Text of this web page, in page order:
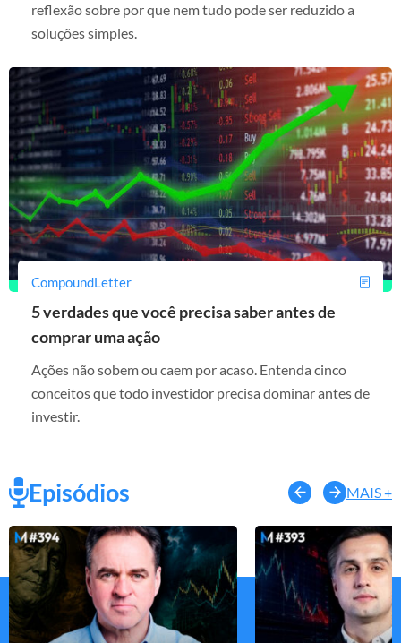
reflexão sobre por que nem tudo pode ser reduzido a
soluções simples.
CompoundLetter
5 verdades que você precisa saber antes de
comprar uma ação
Ações não sobem ou caem por acaso. Entenda cinco
conceitos que todo investidor precisa dominar antes de
investir.
Episódios MAIS +